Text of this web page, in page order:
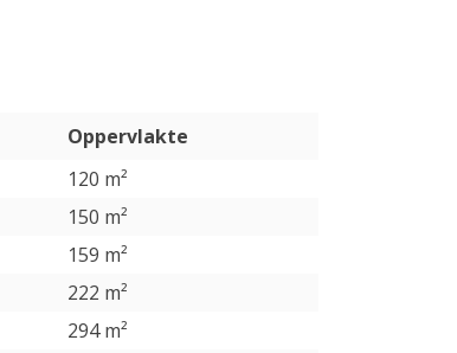
Oppervlakte
120 m²
150 m²
159 m²
222 m²
294 m²